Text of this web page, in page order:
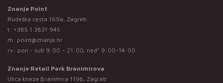
Znanje Point
Rudeška cesta 169a, Zagreb
t: +385 1 3831 945
m: point@znanje.hr
rv: pon - sub 9:00 – 21:00; ned* 9:00-14:00
Znanje Retail Park Branimirova
Ulica kneza Branimira 119b, Zagreb